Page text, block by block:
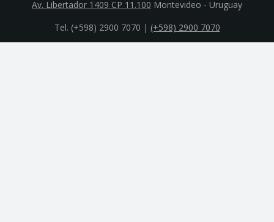
Av. Libertador 1409 CP 11.100 Montevideo - Uruguay
Tel. (+598) 2900 7070 | (+598) 2900 7070